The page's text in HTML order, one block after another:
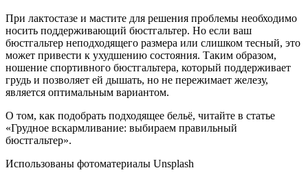
При лактостазе и мастите для решения проблемы необходимо
носить поддерживающий бюстгальтер. Но если ваш
бюстгальтер неподходящего размера или слишком тесный, это
может привести к ухудшению состояния. Таким образом,
ношение спортивного бюстгальтера, который поддерживает
грудь и позволяет ей дышать, но не пережимает железу,
является оптимальным вариантом.
О том, как подобрать подходящее бельё, читайте в статье
«Грудное вскармливание: выбираем правильный
бюстгальтер».
Использованы фотоматериалы Unsplash